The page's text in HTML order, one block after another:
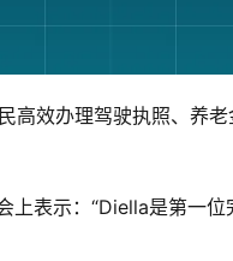
高效办理驾驶执照、养
上表示：“Diella是第一